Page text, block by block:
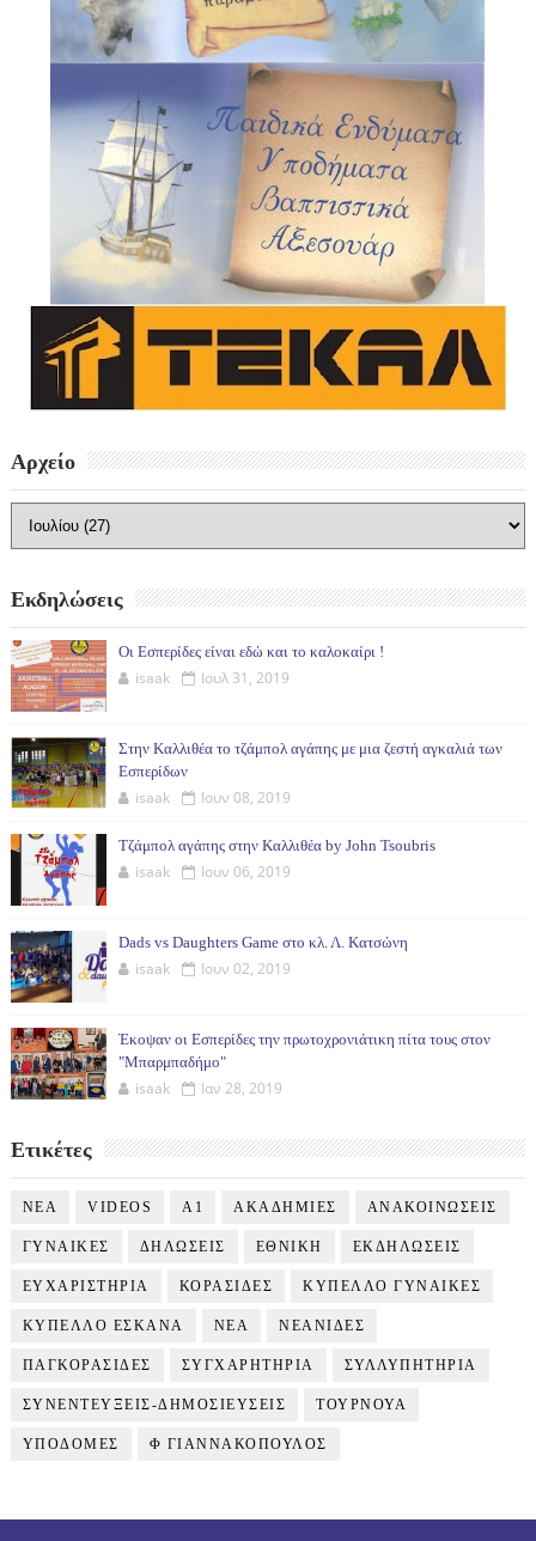
Αρχείο
Εκδηλώσεις
Οι Εσπερίδες είναι εδώ και το καλοκαίρι !
isaak Ιουλ 31, 2019
Στην Καλλιθέα το τζάμπολ αγάπης με μια ζεστή αγκαλιά των
Εσπερίδων
isaak Ιουν 08, 2019
Τζάμπολ αγάπης στην Καλλιθέα by John Tsoubris
isaak Ιουν 06, 2019
Dads vs Daughters Game στο κλ. Λ. Κατσώνη
isaak Ιουν 02, 2019
Έκοψαν οι Εσπερίδες την πρωτοχρονιάτικη πίτα τους στον
"Μπαρμπαδήμο"
isaak Ιαν 28, 2019
Ετικέτες
NEA VIDEOS Α1 ΑΚΑΔΗΜΙΕΣ ΑΝΑΚΟΙΝΩΣΕΙΣ
ΓΥΝΑΙΚΕΣ ΔΗΛΩΣΕΙΣ ΕΘΝΙΚΗ ΕΚΔΗΛΩΣΕΙΣ
ΕΥΧΑΡΙΣΤΗΡΙΑ ΚΟΡΑΣΙΔΕΣ ΚΥΠΕΛΛΟ ΓΥΝΑΙΚΕΣ
ΚΥΠΕΛΛΟ ΕΣΚΑΝΑ ΝΕΑ ΝΕΑΝΙΔΕΣ
ΠΑΓΚΟΡΑΣΙΔΕΣ ΣΥΓΧΑΡΗΤΗΡΙΑ ΣΥΛΛΥΠΗΤΗΡΙΑ
ΣΥΝΕΝΤΕΥΞΕΙΣ-ΔΗΜΟΣΙΕΥΣΕΙΣ ΤΟΥΡΝΟΥΑ
ΥΠΟΔΟΜΕΣ Φ ΓΙΑΝΝΑΚΟΠΟΥΛΟΣ